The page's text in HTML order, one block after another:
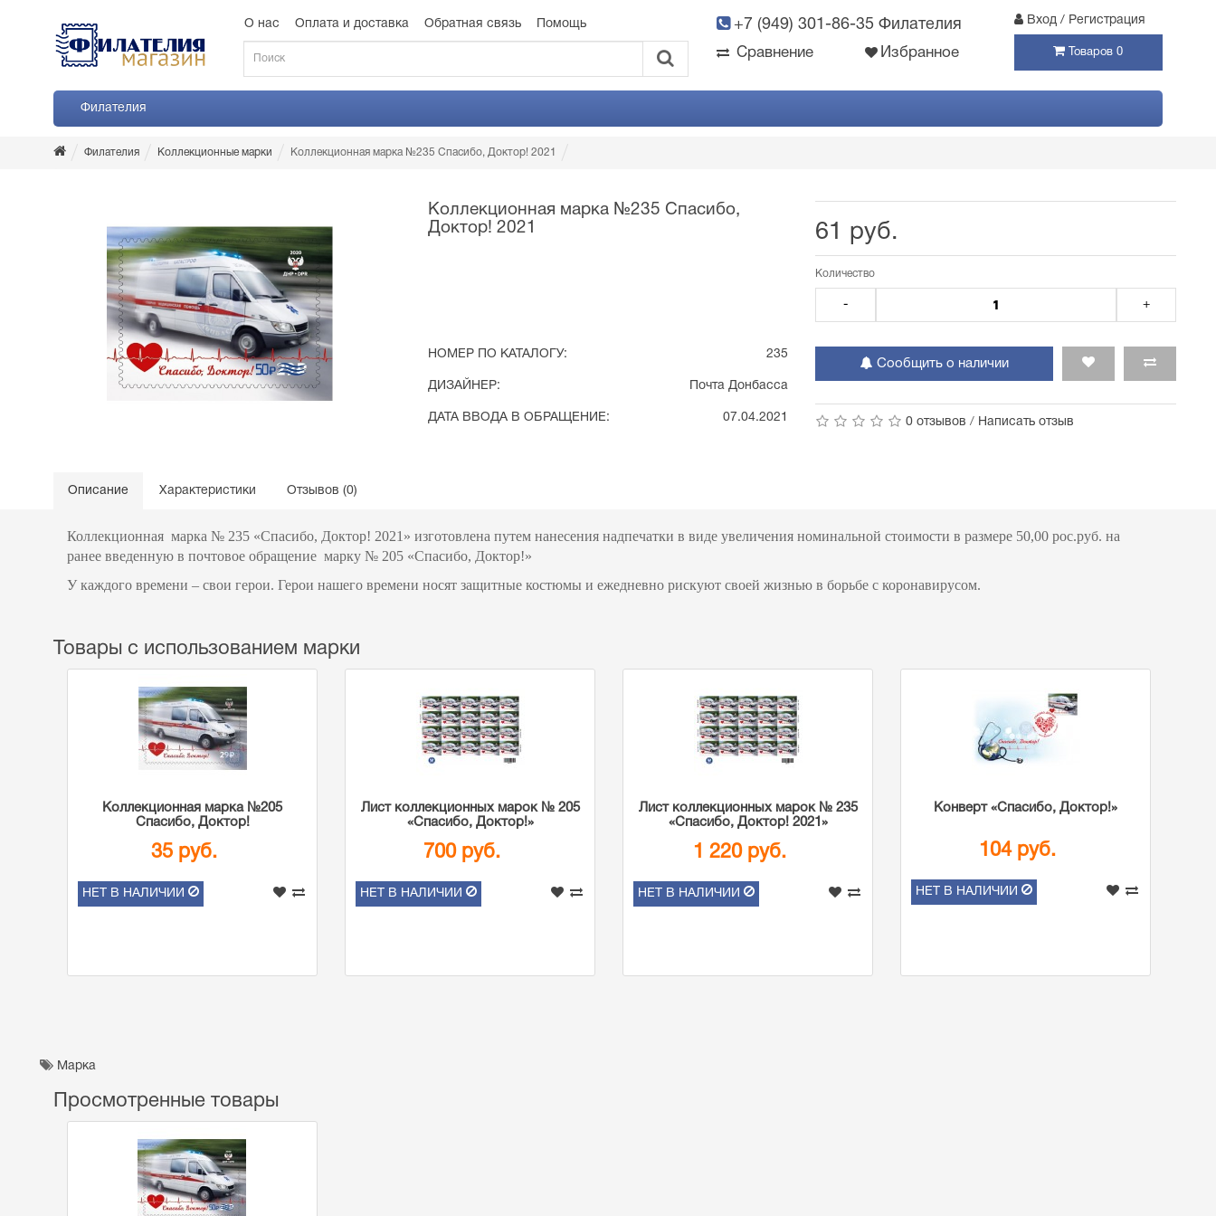
О нас Оплата и доставка Обратная связь Помощь +7 (949) 301-86-35 Филателия Вход / Регистрация
Сравнение Избранное Товаров 0
Филателия
Филателия Коллекционные марки Коллекционная марка №235 Спасибо, Доктор! 2021
Коллекционная марка №235 Спасибо,
Доктор! 2021
НОМЕР ПО КАТАЛОГУ: 235
ДИЗАЙНЕР: Почта Донбасса
ДАТА ВВОДА В ОБРАЩЕНИЕ: 07.04.2021
61 руб.
Количество
- +
Сообщить о наличии
0 отзывов / Написать отзыв
Описание Характеристики Отзывов (0)
Коллекционная марка № 235 «Спасибо, Доктор! 2021» изготовлена путем нанесения надпечатки в виде увеличения номинальной стоимости в размере 50,00 рос.руб. на
ранее введенную в почтовое обращение марку № 205 «Спасибо, Доктор!»
У каждого времени – свои герои. Герои нашего времени носят защитные костюмы и ежедневно рискуют своей жизнью в борьбе с коронавирусом.
Товары с использованием марки
Коллекционная марка №205
Спасибо, Доктор!
35 руб.
НЕТ В НАЛИЧИИ
Лист коллекционных марок № 205
«Спасибо, Доктор!»
700 руб.
НЕТ В НАЛИЧИИ
Лист коллекционных марок № 235
«Спасибо, Доктор! 2021»
1 220 руб.
НЕТ В НАЛИЧИИ
Конверт «Спасибо, Доктор!»
104 руб.
НЕТ В НАЛИЧИИ
Марка
Просмотренные товары